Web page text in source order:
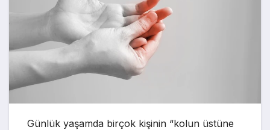
Günlük yaşamda birçok kişinin “kolun üstüne